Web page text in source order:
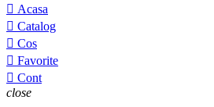
 Acasa
 Catalog
 Cos
 Favorite
 Cont
close